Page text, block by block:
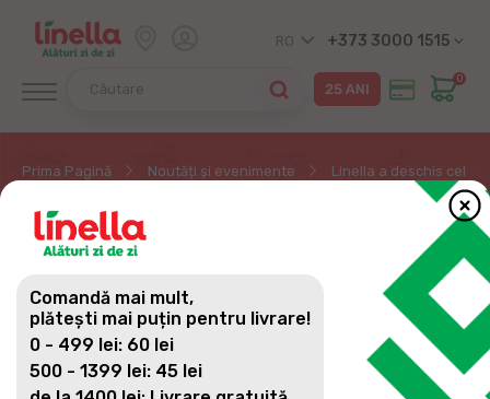
RO +373 3000 1515
0
Prima Pagină Noutăți și evenimente Linella a deschis cel
LINELLA A DESCHIS CEL
DE-AL DOILEA MAGAZIN
ÎN ORHEI
Comandă mai mult,
plătești mai puțin pentru livrare!
0 - 499 lei: 60 lei
500 - 1399 lei: 45 lei